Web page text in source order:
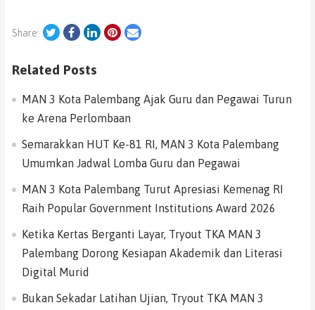
Share: TwitterFacebook
LinkedIn
Pinterest
Email
Related Posts
MAN 3 Kota Palembang Ajak Guru dan Pegawai Turun
ke Arena Perlombaan
Semarakkan HUT Ke-81 RI, MAN 3 Kota Palembang
Umumkan Jadwal Lomba Guru dan Pegawai
MAN 3 Kota Palembang Turut Apresiasi Kemenag RI
Raih Popular Government Institutions Award 2026
Ketika Kertas Berganti Layar, Tryout TKA MAN 3
Palembang Dorong Kesiapan Akademik dan Literasi
Digital Murid
Bukan Sekadar Latihan Ujian, Tryout TKA MAN 3